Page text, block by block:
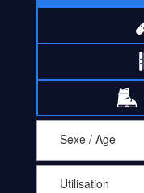
Sexe / Age
Utilisation